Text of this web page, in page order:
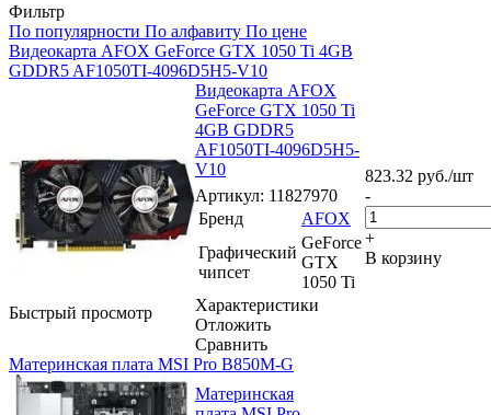
Фильтр
По популярности По алфавиту По цене
Видеокарта AFOX GeForce GTX 1050 Ti 4GB
GDDR5 AF1050TI-4096D5H5-V10
Быстрый просмотр
Видеокарта AFOX
GeForce GTX 1050 Ti
4GB GDDR5
AF1050TI-4096D5H5-
V10
Артикул: 11827970
Бренд
AFOX
Графический
чипсет
GeForce
GTX
1050 Ti
Характеристики
Отложить
Сравнить
823.32 руб./шт
-
+
В корзину
Материнская плата MSI Pro B850M-G
Материнская